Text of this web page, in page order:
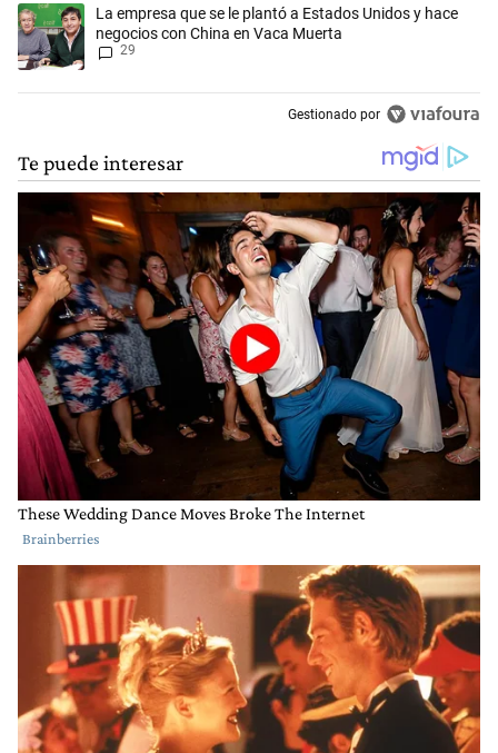
Un artículo de tendencia con el título "La empresa que se le plantó a
La empresa que se le plantó a Estados Unidos y hace
negocios con China en Vaca Muerta
29
Gestionado por